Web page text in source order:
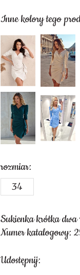
Inne kolory tego
rozmiar:
34
Sukienka krótka dwa
Numer katalogowy:
Udostępnij: